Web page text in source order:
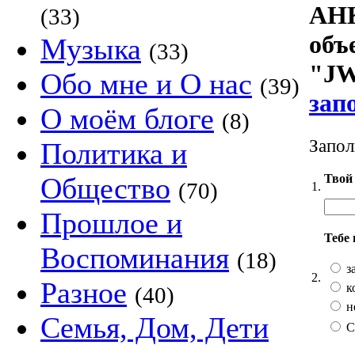
(33)
Музыка (33)
Обо мне и О нас (39)
О моём блоге (8)
Политика и
Общество (70)
Прошлое и
Воспоминания (18)
Разное (40)
Семья, Дом, Дети
1.
Твой
2.
Тебе